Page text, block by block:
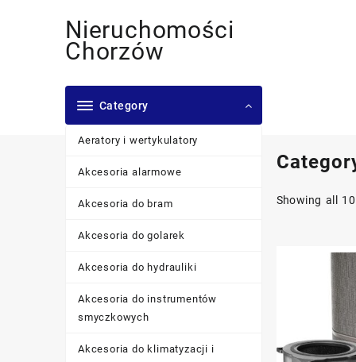
Nieruchomości
Chorzów
Category
Aeratory i wertykulatory
Akcesoria alarmowe
Akcesoria do bram
Akcesoria do golarek
Akcesoria do hydrauliki
Akcesoria do instrumentów
smyczkowych
Akcesoria do klimatyzacji i
Showing all